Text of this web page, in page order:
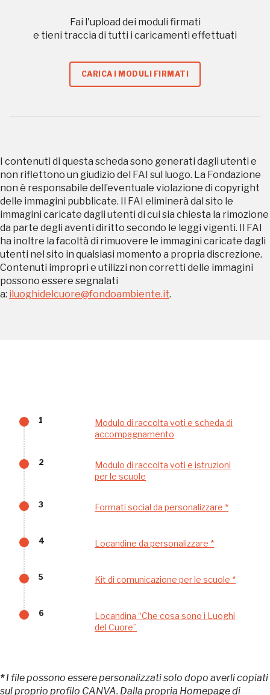
Fai l'upload dei moduli firmati
e tieni traccia di tutti i caricamenti effettuati
CARICA I MODULI FIRMATI
I contenuti di questa scheda sono generati dagli utenti e
non riflettono un giudizio del FAI sul luogo. La Fondazione
non è responsabile dell’eventuale violazione di copyright
delle immagini pubblicate. Il FAI eliminerà dal sito le
immagini caricate dagli utenti di cui sia chiesta la rimozione
da parte degli aventi diritto secondo le leggi vigenti. Il FAI
ha inoltre la facoltà di rimuovere le immagini caricate dagli
utenti nel sito in qualsiasi momento a propria discrezione.
Contenuti impropri e utilizzi non corretti delle immagini
possono essere segnalati
a: iluoghidelcuore@fondoambiente.it.
1
Modulo di raccolta voti e scheda di
accompagnamento
2
Modulo di raccolta voti e istruzioni
per le scuole
3 Formati social da personalizzare *
4 Locandine da personalizzare *
5 Kit di comunicazione per le scuole *
6
Locandina “Che cosa sono i Luoghi
del Cuore”
*I file possono essere personalizzati solo dopo averli copiati
sul proprio profilo CANVA. Dalla propria Homepage di
Accedi alle informazioni per te più interessanti,
a quelle inerenti i luoghi più vicini e gli eventi
REGISTRATI
Regalati 365 giorni di arte e cultura nell'Italia
più bella, risparmiando.
ISCRIVITI AL FAI
Scopri tutte le opportunità riservate agli iscritti
Gratis Milano
Tutto questo non
sarebbe possibile
FAI - FONDO PER L'AMBIENTE ITALIANO ETS - Via Carlo Foldi, 2 - 20135